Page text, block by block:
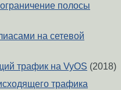
полосы
на сетевой
трафик на VyOS (2018)
трафика